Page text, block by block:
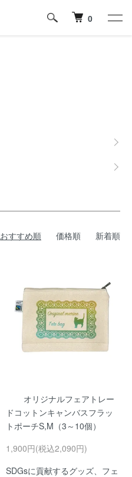
0
おすすめ順 価格順 新着順
オリジナルフェアトレー
ドコットンキャンバスフラッ
トポーチS,M（3～10個）
1,900円(税込2,090円)
SDGsに貢献するグッズ、フェ